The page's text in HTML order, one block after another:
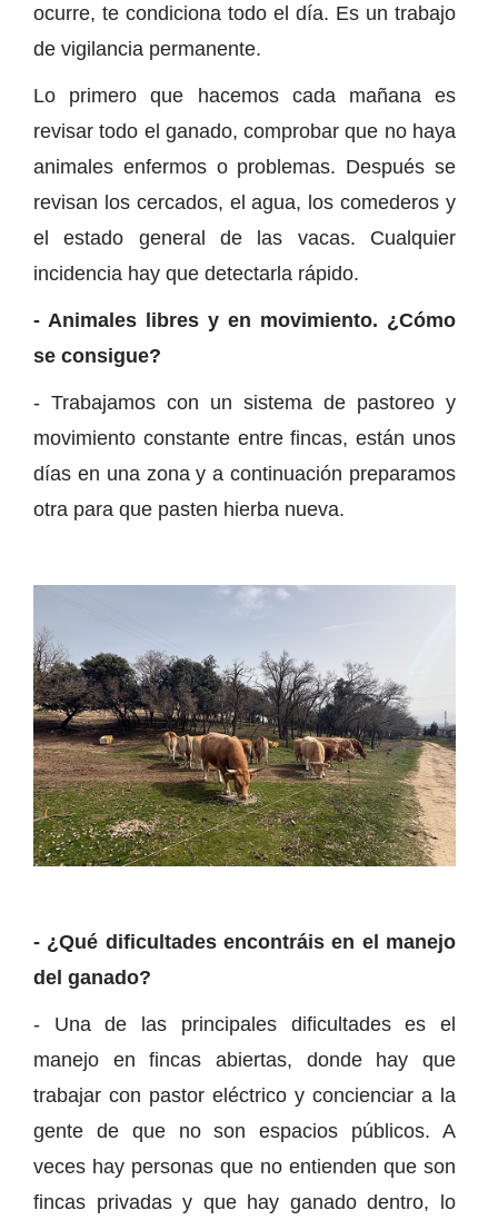
ocurre, te condiciona todo el día. Es un trabajo
de vigilancia permanente.
Lo primero que hacemos cada mañana es
revisar todo el ganado, comprobar que no haya
animales enfermos o problemas. Después se
revisan los cercados, el agua, los comederos y
el estado general de las vacas. Cualquier
incidencia hay que detectarla rápido.
- Animales libres y en movimiento. ¿Cómo
se consigue?
- Trabajamos con un sistema de pastoreo y
movimiento constante entre fincas, están unos
días en una zona y a continuación preparamos
otra para que pasten hierba nueva.
- ¿Qué dificultades encontráis en el manejo
del ganado?
- Una de las principales dificultades es el
manejo en fincas abiertas, donde hay que
trabajar con pastor eléctrico y concienciar a la
gente de que no son espacios públicos. A
veces hay personas que no entienden que son
fincas privadas y que hay ganado dentro, lo